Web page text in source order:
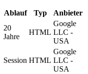
Ablauf Typ Anbieter
20
Jahre
HTML
Google
LLC -
USA
Session HTML
Google
LLC -
USA